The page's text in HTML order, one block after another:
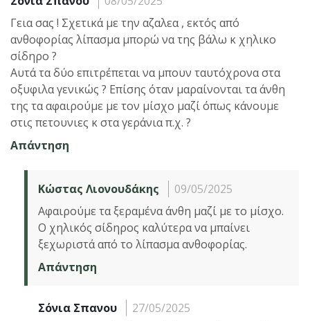
Γεια σας ! Σχετικά με την αζαλεα , εκτός από
ανθοφορίας λίπασμα μπορώ να της βάλω κ χηλικο
σίδηρο ?
Αυτά τα δύο επιτρέπεται να μπουν ταυτόχρονα στα
οξυφιλα γενικώς ? Επίσης όταν μαραίνονται τα άνθη
της τα αφαιρούμε με τον μίσχο μαζί όπως κάνουμε
στις πετουνιες κ στα γεράνια π.χ. ?
Απάντηση
Κώστας Λιονουδάκης
09/05/2025
Αφαιρούμε τα ξεραμένα άνθη μαζί με το μίσχο.
Ο χηλικός σίδηρος καλύτερα να μπαίνει
ξεχωριστά από το λίπασμα ανθοφορίας.
Απάντηση
Σόνια Σπανου
27/05/2025